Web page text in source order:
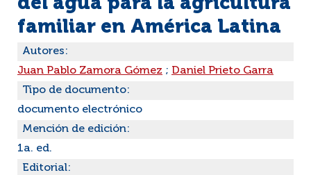
familiar en América Latina
Autores:
Juan Pablo Zamora Gómez ; Daniel Prieto Garra
Tipo de documento:
documento electrónico
Mención de edición:
1a. ed.
Editorial: